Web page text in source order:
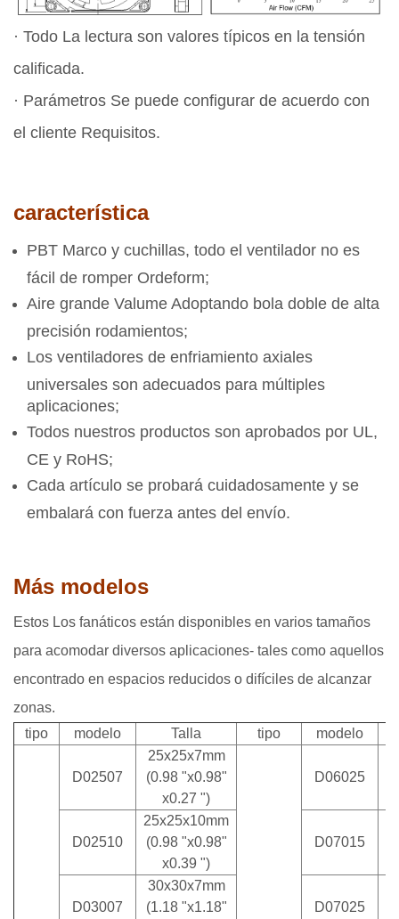
· Todo La lectura son valores típicos en la tensión
calificada.
· Parámetros Se puede configurar de acuerdo con
el cliente Requisitos.
característica
PBT Marco y cuchillas, todo el ventilador no es
fácil de romper Ordeform;
Aire grande Valume Adoptando bola doble de alta
precisión rodamientos;
Los ventiladores de enfriamiento axiales
universales son adecuados para múltiples
aplicaciones;
Todos nuestros productos son aprobados por UL,
CE y RoHS;
Cada artículo se probará cuidadosamente y se
embalará con fuerza antes del envío.
Más modelos
Estos Los fanáticos están disponibles en varios tamaños
para acomodar diversos aplicaciones- tales como aquellos
encontrado en espacios reducidos o difíciles de alcanzar
zonas.
tipo
modelo Talla tipo modelo
D02507
25x25x7mm
(0.98 "x0.98"
x0.27 ")
D06025
D02510
25x25x10mm
(0.98 "x0.98"
x0.39 ")
D07015
D03007
30x30x7mm
(1.18 "x1.18"
D07025